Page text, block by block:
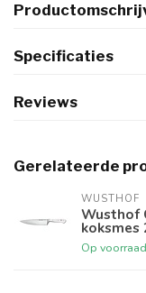
Specificaties
Reviews
Gerelateerde
WUSTHOF
Wusthof
koksmes
Op voorraad